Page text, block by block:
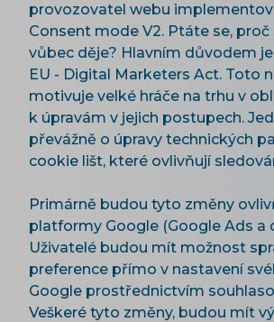
provozovatel webu
Consent mode V2. Ptáte se,
vůbec děje? Hlavním důvodem
EU - Digital Marketers Act. Toto
motivuje velké hráče na trhu v
k úpravám v jejich postupech.
převážně o úpravy technických
cookie lišt, které ovlivňují
Primárně budou tyto změny
platformy Google (Google Ads a
Uživatelé budou mít možnost
preference přímo v nastavení
Google prostřednictvím
Veškeré tyto změny, budou mít